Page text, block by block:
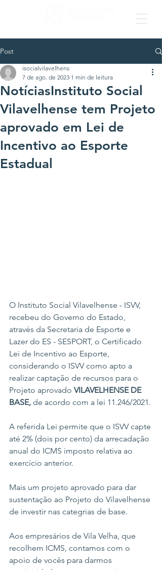
Post
NotíciasInstituto Social
Vilavelhense tem Projeto
aprovado em Lei de
Incentivo ao Esporte
Estadual
isocialvilavelhens
7 de ago. de 2023 1 min de leitura
O Instituto Social Vilavelhense - ISVV,
recebeu do Governo do Estado,
através da Secretaria de Esporte e
Lazer do ES - SESPORT, o Certificado
Lei de Incentivo ao Esporte,
considerando o ISVV como apto a
realizar captação de recursos para o
Projeto aprovado VILAVELHENSE DE
BASE, de acordo com a lei 11.246/2021.
A referida Lei permite que o ISVV capte
até 2% (dois por cento) da arrecadação
anual do ICMS imposto relativa ao
exercício anterior.
Mais um projeto aprovado para dar
sustentação ao Projeto do Vilavelhense
de investir nas categrias de base.
Aos empresários de Vila Velha, que
recolhem ICMS, contamos com o
apoio de vocês para darmos